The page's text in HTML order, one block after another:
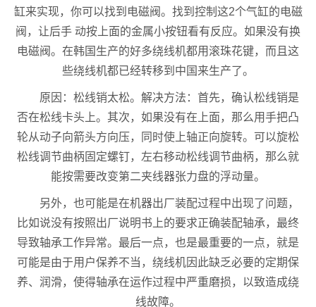
缸来实现，你可以找到电磁阀。找到控制这2个气缸的电磁
阀，让后手 动按上面的金属小按钮看有反应。如果没有换
电磁阀。在韩国生产的好多绕线机都用滚珠花键，而且这
些绕线机都已经转移到中国来生产了。
原因：松线销太松。解决方法：首先，确认松线销是
否在松线卡头上。其次，如果没有在上面，那么用手把凸
轮从动子向箭头方向压，同时使上轴正向旋转。可以旋松
松线调节曲柄固定螺钉，左右移动松线调节曲柄，那么就
能按需要改变第二夹线器张力盘的浮动量。
另外，也可能是在机器出厂装配过程中出现了问题，
比如说没有按照出厂说明书上的要求正确装配轴承，最终
导致轴承工作异常。最后一点，也是最重要的一点，就是
可能是由于用户保养不当，绕线机因此缺乏必要的定期保
养、润滑，使得轴承在运作过程中严重磨损，以致造成绕
线故障。